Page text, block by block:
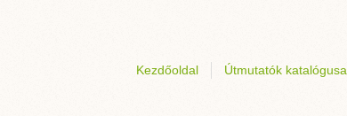
Kezdőoldal Útmutatók katalógusa